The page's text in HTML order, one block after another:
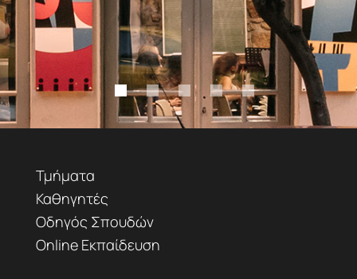
Τμήματα
Καθηγητές
Οδηγός Σπουδών
Online Εκπαίδευση